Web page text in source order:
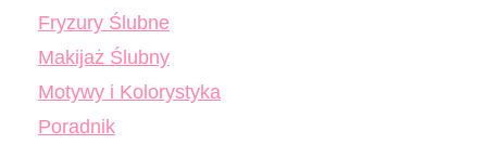
Fryzury Ślubne
Makijaż Ślubny
Motywy i Kolorystyka
Poradnik